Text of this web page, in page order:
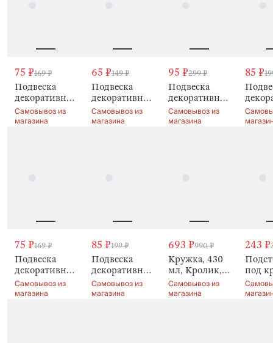
75 ₽169 ₽
Подвеска
декоративная,
6 см, с
сухоцветами,
Самовывоз из
магазина
65 ₽149 ₽
Подвеска
декоративная,
с
сухоцветами,
Самовывоз из
магазина
95 ₽299 ₽
Подвеска
декоративная,
10 см, с
сухоцветами,
Самовывоз из
магазина
85 ₽
8 см, с
75 ₽169 ₽
Подвеска
декоративная,
с
сухоцветами,
Самовывоз из
магазина
85 ₽199 ₽
Подвеска
декоративная,
8 см, с
сухоцветами,
Самовывоз из
магазина
693 ₽990 ₽
Кружка, 430
мл, Кролик,
Natural Easter
Самовывоз из
магазина
243 ₽
под